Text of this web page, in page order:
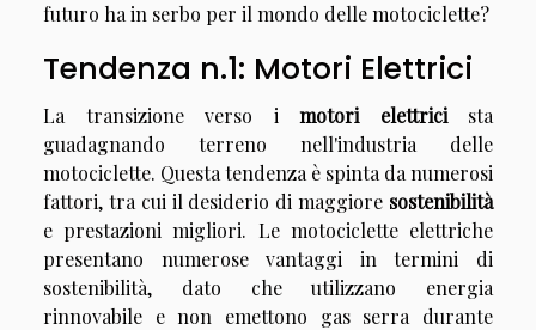
futuro ha in serbo per il mondo delle motociclette?
Tendenza n.1: Motori Elettrici
La transizione verso i motori elettricista
guadagnando terreno nell'industria delle
motociclette. Questa tendenza è spinta da numerosi
fattori, tra cui il desiderio di maggiore sostenibilità
e prestazioni migliori. Le motociclette elettriche
presentano numerose vantaggi in termini di
sostenibilità, dato che utilizzano energia
rinnovabile e non emettono gas serra durante